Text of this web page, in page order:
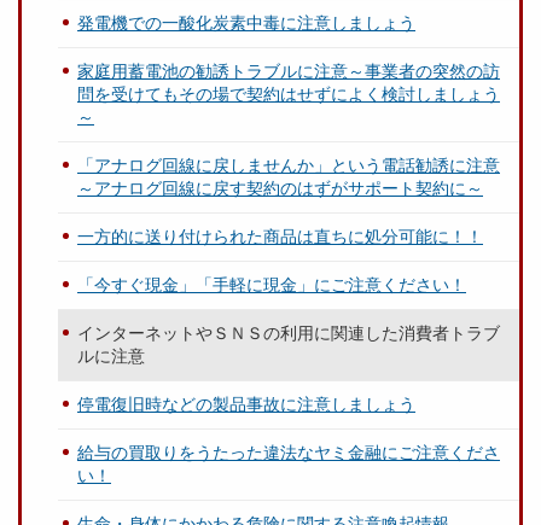
発電機での一酸化炭素中毒に注意しましょう
家庭用蓄電池の勧誘トラブルに注意～事業者の突然の訪
問を受けてもその場で契約はせずによく検討しましょう
～
「アナログ回線に戻しませんか」という電話勧誘に注意
～アナログ回線に戻す契約のはずがサポート契約に～
一方的に送り付けられた商品は直ちに処分可能に！！
「今すぐ現金」「手軽に現金」にご注意ください！
インターネットやＳＮＳの利用に関連した消費者トラブ
ルに注意
停電復旧時などの製品事故に注意しましょう
給与の買取りをうたった違法なヤミ金融にご注意くださ
い！